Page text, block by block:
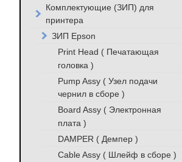
Комплектующие (ЗИП) для
принтера
ЗИП Epson
Print Head ( Печатающая
головка )
Pump Assy ( Узел подачи
чернил в сборе )
Board Assy ( Электронная
плата )
DAMPER ( Демпер )
Cable Assy ( Шлейф в сборе )